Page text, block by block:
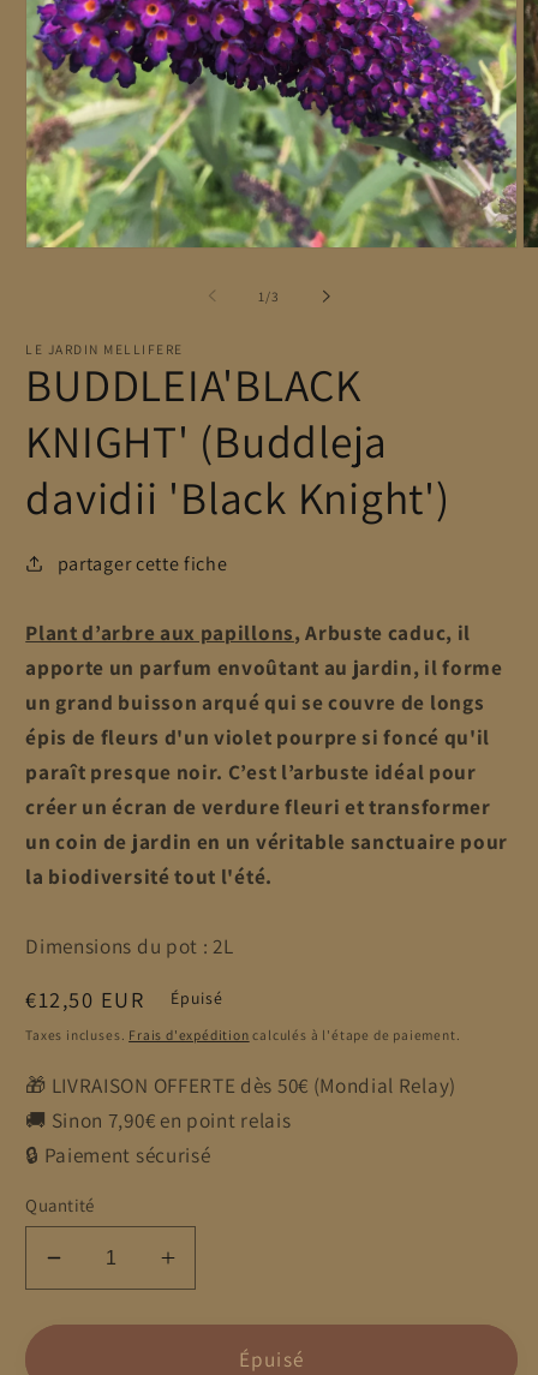
une
modale
1 /de3
LE JARDIN MELLIFERE
BUDDLEIA'BLACK
KNIGHT' (Buddleja
davidii 'Black Knight')
partager cette fiche
Plant d’arbre aux papillons, Arbuste caduc, il
apporte un parfum envoûtant au jardin, il forme
un grand buisson arqué qui se couvre de longs
épis de fleurs d'un violet pourpre si foncé qu'il
paraît presque noir. C’est l’arbuste idéal pour
créer un écran de verdure fleuri et transformer
un coin de jardin en un véritable sanctuaire pour
la biodiversité tout l'été.
Dimensions du pot : 2L
Prix
habituel
€12,50 EUR Épuisé
Taxes incluses. Frais d'expédition calculés à l'étape de paiement.
🎁 LIVRAISON OFFERTE dès 50€ (Mondial Relay)
🚚 Sinon 7,90€ en point relais
🔒 Paiement sécurisé
Quantité
Réduire
la
quantité
Augmenter
la
quantité
Épuisé